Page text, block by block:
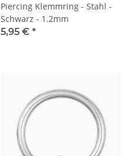
Piercing Klemmring - Stahl -
Schwarz - 1.2mm
5,95 € *